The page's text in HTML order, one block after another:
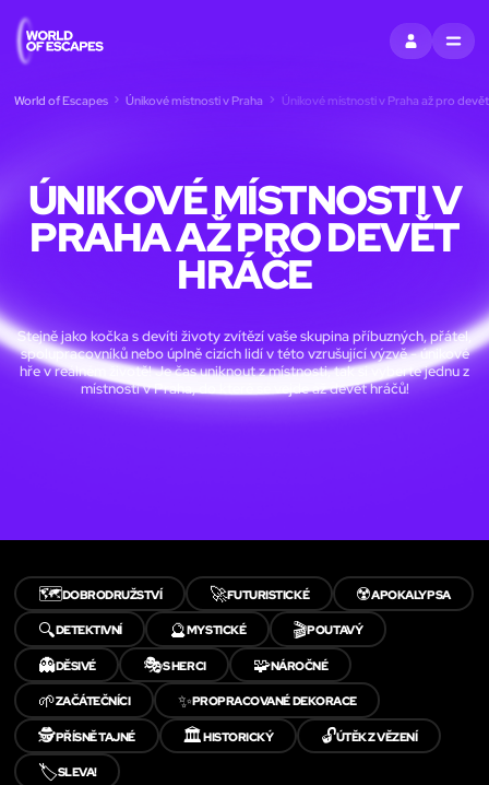
PŘIHLÁSIT SE
MENU
World of Escapes Únikové místnosti v Praha Únikové místnosti v Praha až pro
ÚNIKOVÉ MÍSTNOSTI V
PRAHA AŽ PRO DEVĚT
HRÁČE
Stejně jako kočka s devíti životy zvítězí vaše skupina příbuzných, přátel,
spolupracovníků nebo úplně cizích lidí v této vzrušující výzvě - únikové
hře v reálném životě! Je čas uniknout z místnosti, tak si vyberte jednu z
místností v Praha, do které se vejde až devět hráčů!
🗺️DOBRODRUŽSTVÍ 🚀FUTURISTICKÉ ☢️APOKALYPSA
🔍DETEKTIVNÍ 🔮MYSTICKÉ 🎬POUTAVÝ
👻DĚSIVÉ 🎭S HERCI 🧩NÁROČNÉ
🌱ZAČÁTEČNÍCI ✨PROPRACOVANÉ DEKORACE
🕵️PŘÍSNĚ TAJNÉ 🏛️HISTORICKÝ 🔓ÚTĚK Z VĚZENÍ
🏷️SLEVA!